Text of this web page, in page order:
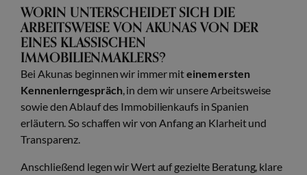
WORIN UNTERSCHEIDET SICH DIE
ARBEITSWEISE VON AKUNAS VON DER
EINES KLASSISCHEN
IMMOBILIENMAKLERS?
Bei Akunas beginnen wir immer miteinem ersten
Kennenlerngespräch, in dem wir unsere Arbeitsweise
sowie den Ablauf des Immobilienkaufs in Spanien
erläutern. So schaffen wir von Anfang an Klarheit und
Transparenz.
Anschließend legen wir Wert auf gezielte Beratung, klare